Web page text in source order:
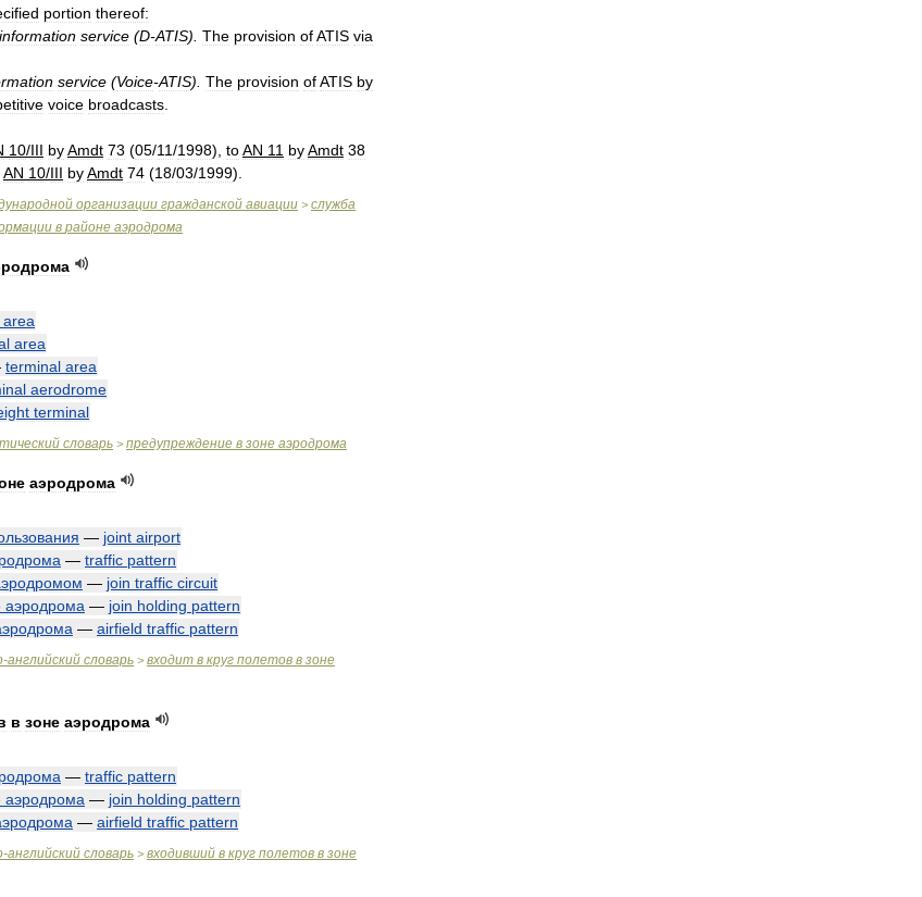
portion thereof:
information service (D-ATIS). The provision ofATIS via
service (Voice-ATIS). The provision ofATIS by
voice broadcasts
10/III byAmdt 73 (05/11/1998), toAN 11 byAmdt 38
AN 10/III byAmdt 74 (18/03/1999).
организации гражданской авиации > служба
в районе аэродрома
area
area
terminal area
aerodrome
terminal
словарь > предупреждение в зоне аэродрома
аэродрома
— joint airport
— traffic pattern
— join traffic circuit
аэродрома — join holding pattern
— airfield traffic pattern
-английский словарь > входит в круг полетов в зоне
в зоне аэродрома
— traffic pattern
аэродрома — join holding pattern
— airfield traffic pattern
-английский словарь > входивший в круг полетов в зоне